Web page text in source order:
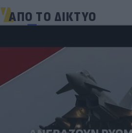
ΑΠΟ ΤΟ ΔΙΚΤΥΟ